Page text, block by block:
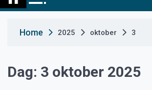
t
Home 2025 oktober 3
Dag: 3 oktober 2025